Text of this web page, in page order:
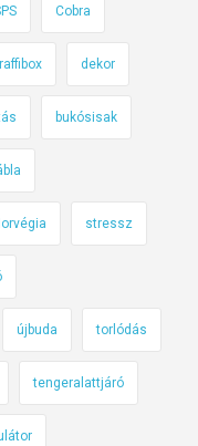
Cobra
dekor
bukósisak
stressz
újbuda torlódás
tengeralattjáró